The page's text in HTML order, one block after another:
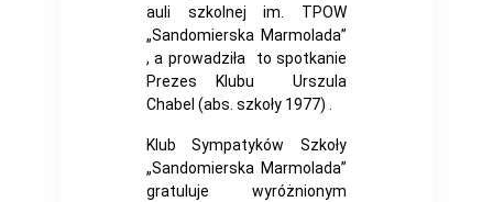
auli szkolnej im. TPOW
„Sandomierska Marmolada”
, a prowadziła to spotkanie
Prezes Klubu Urszula
Chabel (abs. szkoły 1977) .
Klub Sympatyków Szkoły
„Sandomierska Marmolada”
gratuluje wyróżnionym